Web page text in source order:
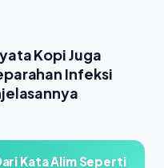
Kopi Juga
Infeksi
Kata Alim Seperti